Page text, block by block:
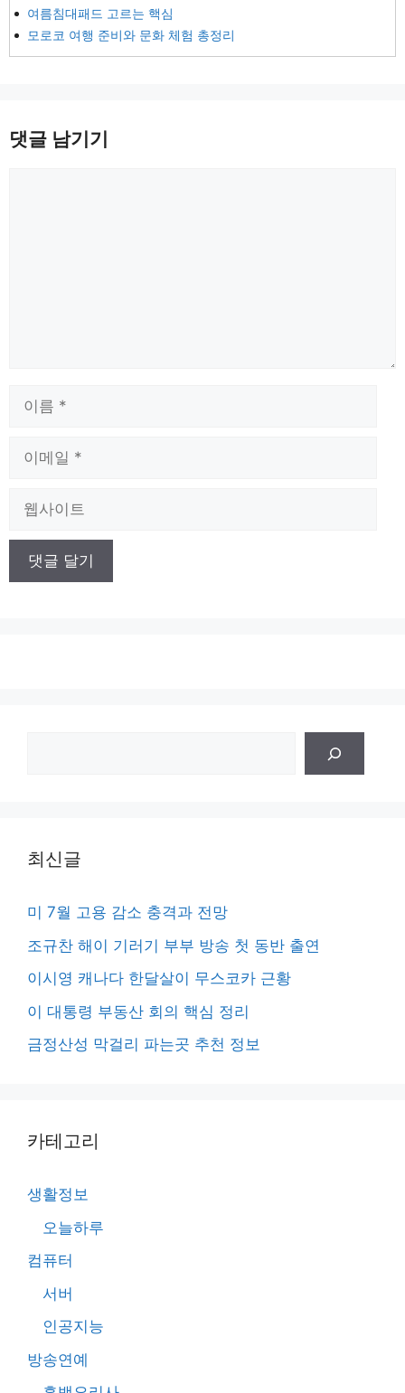
여름침대패드 고르는 핵심
모로코 여행 준비와 문화 체험 총정리
댓글 남기기
최신글
미 7월 고용 감소 충격과 전망
조규찬 해이 기러기 부부 방송 첫 동반 출연
이시영 캐나다 한달살이 무스코카 근황
이 대통령 부동산 회의 핵심 정리
금정산성 막걸리 파는곳 추천 정보
카테고리
생활정보
오늘하루
컴퓨터
서버
인공지능
방송연예